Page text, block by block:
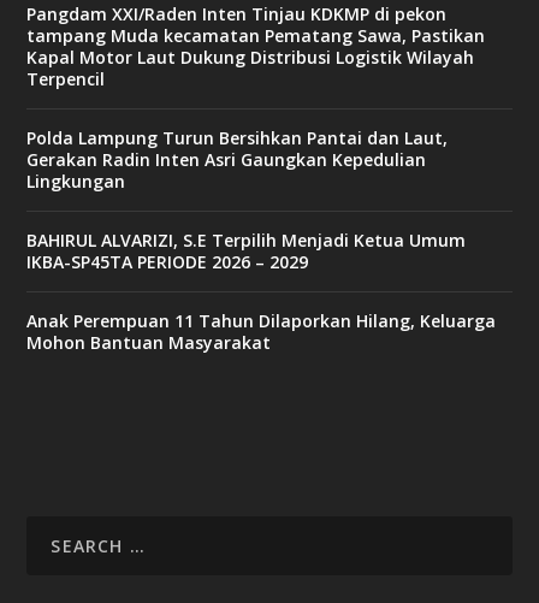
Pangdam XXI/Raden Inten Tinjau KDKMP di pekon
tampang Muda kecamatan Pematang Sawa, Pastikan
Kapal Motor Laut Dukung Distribusi Logistik Wilayah
Terpencil
Polda Lampung Turun Bersihkan Pantai dan Laut,
Gerakan Radin Inten Asri Gaungkan Kepedulian
Lingkungan
BAHIRUL ALVARIZI, S.E Terpilih Menjadi Ketua Umum
IKBA-SP45TA PERIODE 2026 – 2029
Anak Perempuan 11 Tahun Dilaporkan Hilang, Keluarga
Mohon Bantuan Masyarakat